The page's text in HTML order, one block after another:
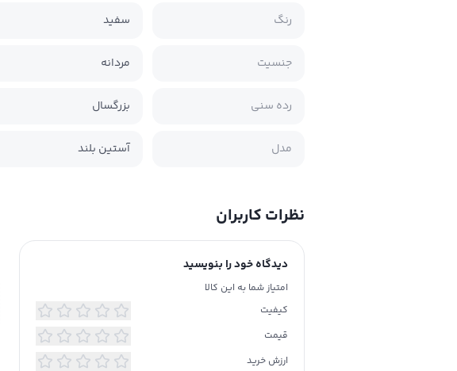
رنگ سفید
جنسیت مردانه
رده سنی بزرگسال
مدل آستین بلند
نظرات کاربران
دیدگاه خود را بنویسید
امتیاز شما به این کالا
کیفیت
قیمت
ارزش خرید